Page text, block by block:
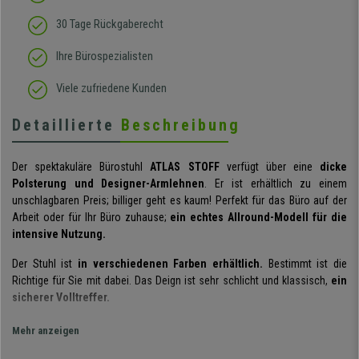
30 Tage Rückgaberecht
Ihre Bürospezialisten
Viele zufriedene Kunden
Detaillierte Beschreibung
Der spektakuläre BürostuhlATLAS STOFF verfügt über eine dicke
Polsterung und Designer-Armlehnen. Er ist erhältlich zu einem
unschlagbaren Preis; billiger geht es kaum! Perfekt für das Büro auf der
Arbeit oder für Ihr Büro zuhause; ein echtes Allround-Modell für die
intensive Nutzung.
Der Stuhl ist in verschiedenen Farben erhältlich. Bestimmt ist die
Richtige für Sie mit dabei. Das Deign ist sehr schlicht und klassisch, ein
sicherer Volltreffer.
Die Rückenlehne ist dick ausgepolstert und ergonomisch geformt.
Mehr anzeigen